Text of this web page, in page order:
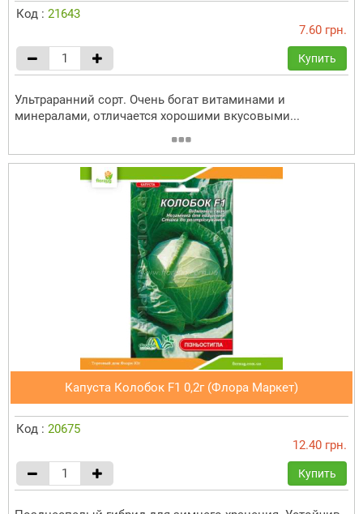
Код : 21643
7.60 грн.
Купить
Ультраранний сорт. Очень богат витаминами и
минералами, отличается хорошими вкусовыми...
Капуста Колобок F1 0,2г (Флора Маркет)
Код : 20675
12.40 грн.
Купить